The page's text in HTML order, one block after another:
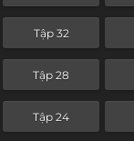
Tập 32
Tập 28
Tập 24